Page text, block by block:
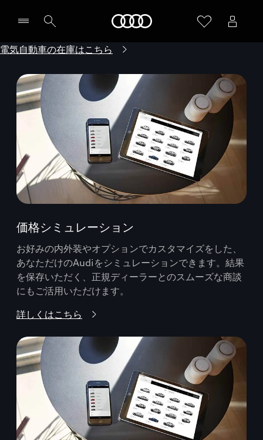
電気自動車の在庫はこちら
価格シミュレーション
お好みの内外装やオプションでカスタマイズをした、
あなただけのAudiをシミュレーションできます。結果
を保存いただく、正規ディーラーとのスムーズな商談
にもご活用いただけます。
詳しくはこちら